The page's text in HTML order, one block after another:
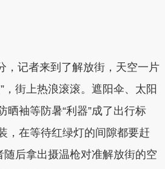
记者来到了解放街，天空一片
，街上热浪滚滚。遮阳伞、太阳
晒袖等防暑“利器”成了出行标
，在等待红绿灯的间隙都要赶
随后拿出摄温枪对准解放街的空